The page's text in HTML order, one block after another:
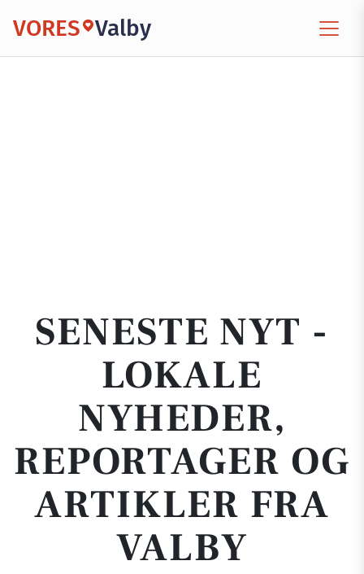
VORES Valby
SENESTE NYT -
LOKALE
NYHEDER,
REPORTAGER OG
ARTIKLER FRA
VALBY